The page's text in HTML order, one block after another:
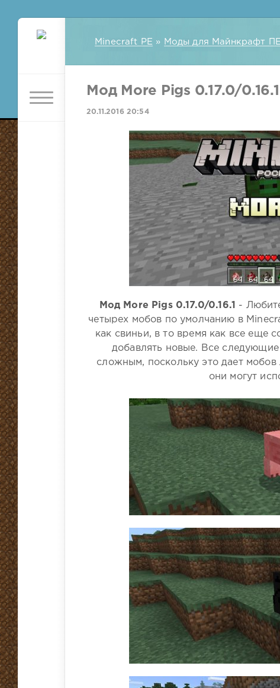
Minecraft PE » Моды для Майнкрафт ПЕ
Мод More Pigs 0.17.0/0.16.1
20.11.2016 20:54
Мод More Pigs 0.17.0/0.16.1
-
четырех мобов по умолчанию в
как свиньи, в то время как все еще
добавлять новые. Все
сложным, поскольку это дает
они могут